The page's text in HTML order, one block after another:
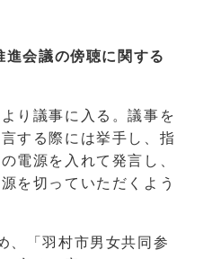
会議の傍聴に関する
り議事に入る。議事を
する際には挙手し、指
電源を入れて発言し、
を切っていただくよう
、「羽村市男女共同参